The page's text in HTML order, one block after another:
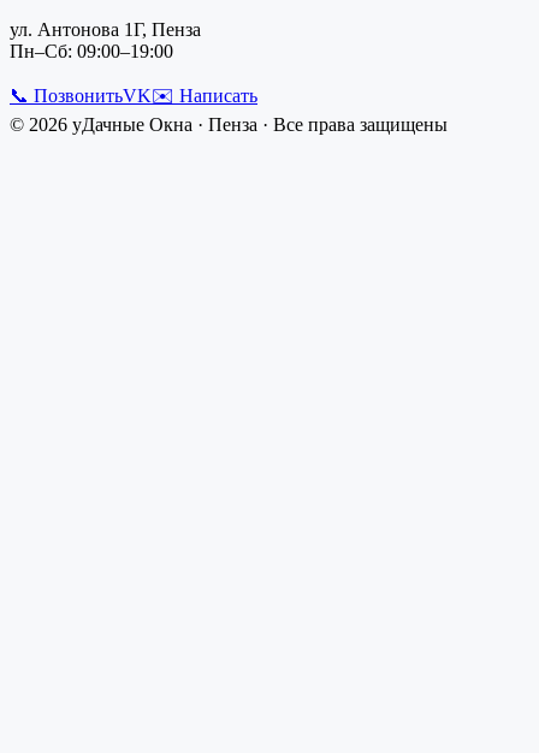
ул. Антонова 1Г, Пенза
Пн–Сб: 09:00–19:00
📞 ПозвонитьVK✉️ Написать
© 2026 уДачные Окна · Пенза · Все права защищены